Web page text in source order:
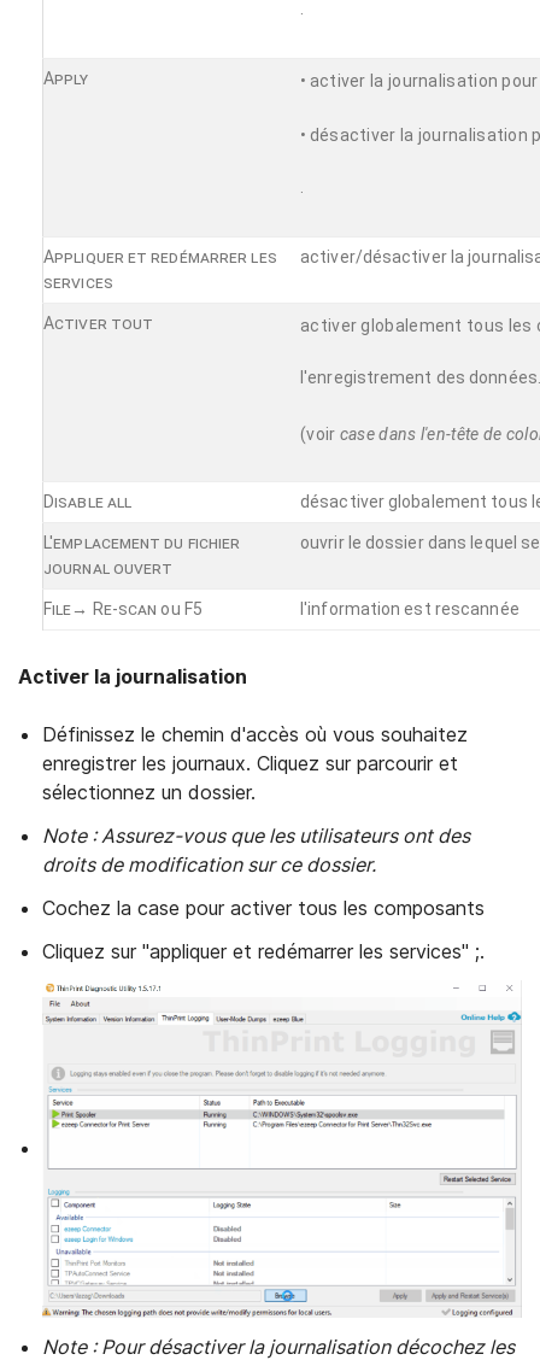
Apply • activer la journalisation
• désactiver la journalisation
Appliquer et redémarrer les
services
activer/désactiver la
Activer tout activer globalement tous les
l'enregistrement des données.
(voir case dans l'en-tête de
Disable all désactiver globalement tous
L'emplacement du fichier
journal ouvert
ouvrir le dossier dans lequel
File→ Re-scan ou F5 l'information est rescannée
Activer la journalisation
Définissez le chemin d'accès où vous souhaitez
enregistrer les journaux. Cliquez sur parcourir et
sélectionnez un dossier.
Note : Assurez-vous que les utilisateurs ont des
droits de modification sur ce dossier.
Cochez la case pour activer tous les composants
Cliquez sur "appliquer et redémarrer les services" ;.
Note : Pour désactiver la journalisation décochez les